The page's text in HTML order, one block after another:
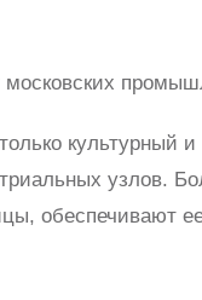
московских
культурный
узлов.
обеспечивают